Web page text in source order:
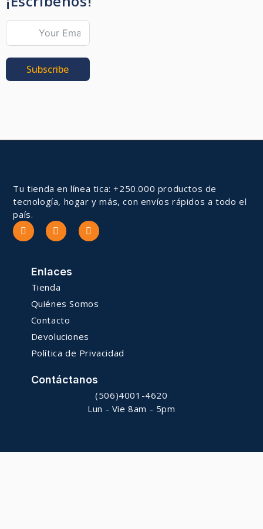
Subscribe
Tu tienda en línea tica: +250.000 productos de
tecnología, hogar y más, con envíos rápidos a todo el
país.
Enlaces
Tienda
Quiénes Somos
Contacto
Devoluciones
Política de Privacidad
Contáctanos
(506)4001-4620
Lun - Vie 8am - 5pm